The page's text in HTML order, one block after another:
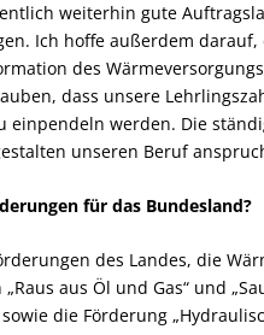
weiterhin gute
Ich hoffe außerdem
des
dass unsere
einpendeln werden. Die
unseren Beruf
für das Bundesland?
des Landes, die
aus Öl und Gas“ und
die Förderung